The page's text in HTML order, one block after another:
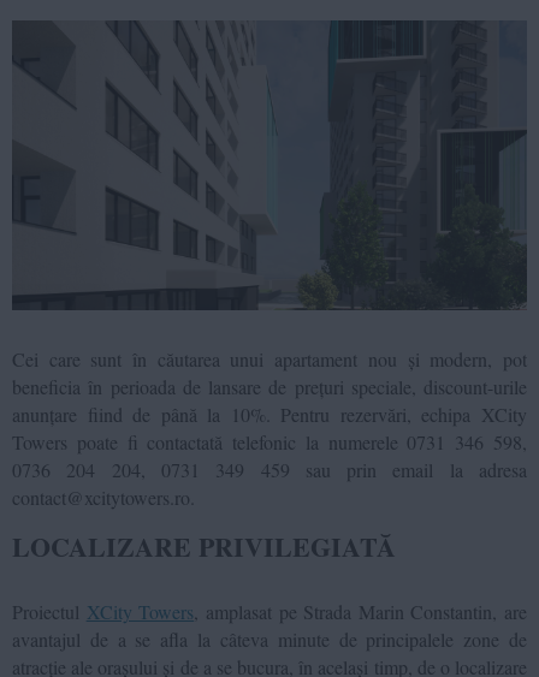
Cei care sunt în căutarea unui apartament nou și modern, pot
beneficia în perioada de lansare de prețuri speciale, discount-urile
anunțare fiind de până la 10%. Pentru rezervări, echipa XCity
Towers poate fi contactată telefonic la numerele 0731 346 598,
0736 204 204, 0731 349 459 sau prin email la adresa
contact@xcitytowers.ro.
LOCALIZARE PRIVILEGIATĂ
Proiectul XCity Towers , amplasat pe Strada Marin Constantin, are
avantajul de a se afla la câteva minute de principalele zone de
atracție ale orașului și de a se bucura, în același timp, de o localizare